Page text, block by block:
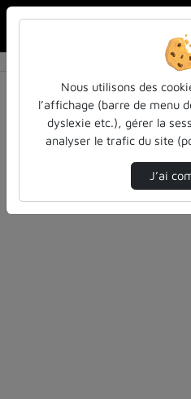
Authentification
Authentification CAS
Nous utilisons des
l’affichage (barre de menu
dyslexie etc.), gérer la
analyser le trafic du site
J’ai